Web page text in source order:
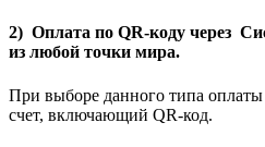
2) Оплата по QR-коду через
из любой точки мира.
При выборе данного типа оплаты
счет, включающий QR-код.